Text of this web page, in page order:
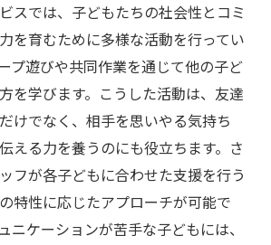
スでは、子どもたちの社会性とコミ
を育むために多様な活動を行ってい
プ遊びや共同作業を通じて他の子ど
を学びます。こうした活動は、友達
けでなく、相手を思いやる気持ち
える力を養うのにも役立ちます。さ
フが各子どもに合わせた支援を行う
特性に応じたアプローチが可能で
ニケーションが苦手な子どもには、